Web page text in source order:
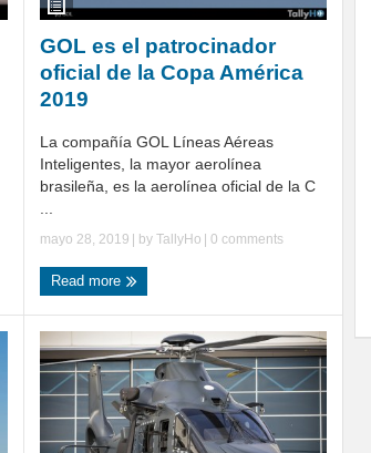
GOL es el patrocinador
oficial de la Copa América
2019
La compañía GOL Líneas Aéreas
Inteligentes, la mayor aerolínea
brasileña, es la aerolínea oficial de la C
mayo 28, 2019 | by TallyHo | 0 comments
Read more